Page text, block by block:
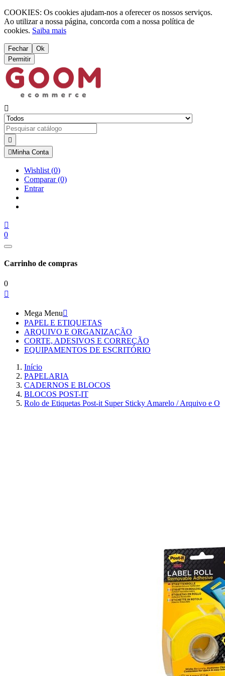
COOKIES: Os cookies ajudam-nos a oferecer os nossos serviços.
Ao utilizar a nossa página, concorda com a nossa política de
cookies. Saiba mais
Fechar
Ok
Permitir


 Minha Conta
Wishlist (0)
Comparar(0)
Entrar

0
Carrinho de compras
0

Mega Menu
PAPEL E ETIQUETAS
ARQUIVO E ORGANIZAÇÃO
CORTE, ADESIVOS E CORREÇÃO
EQUIPAMENTOS DE ESCRITÓRIO
Início
PAPELARIA
CADERNOS E BLOCOS
BLOCOS POST-IT
Rolo de Etiquetas Post-it Super Sticky Amarelo / Arquivo e O